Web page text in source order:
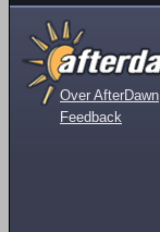
Over AfterDawn
Feedback